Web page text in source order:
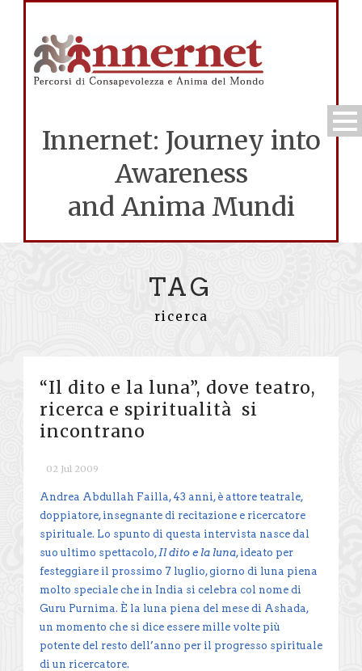
Innernet: Journey into
Awareness
and Anima Mundi
TAG
ricerca
“Il dito e la luna”, dove teatro,
ricerca e spiritualità si
incontrano
02 Jul 2009
Andrea Abdullah Failla, 43 anni, è attore teatrale,
doppiatore, insegnante di recitazione e ricercatore
spirituale. Lo spunto di questa intervista nasce dal
suo ultimo spettacolo, Il dito e la luna, ideato per
festeggiare il prossimo 7 luglio, giorno di luna piena
molto speciale che in India si celebra col nome di
Guru Purnima. È la luna piena del mese di Ashada,
un momento che si dice essere mille volte più
potente del resto dell’anno per il progresso spirituale
di un ricercatore.